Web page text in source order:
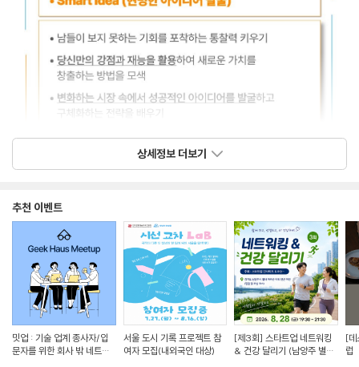
상세정보 더보기
추천 이벤트
밋업 : 기술 업계 종사자/입
문자를 위한 회사 밖 네트워
서울 도시 기록 프로젝트 참
여자 모집(내외국인 대상)
[제3회] 스타트업 네트워킹
& 건강 달리기 (남양주 별
[데
럽